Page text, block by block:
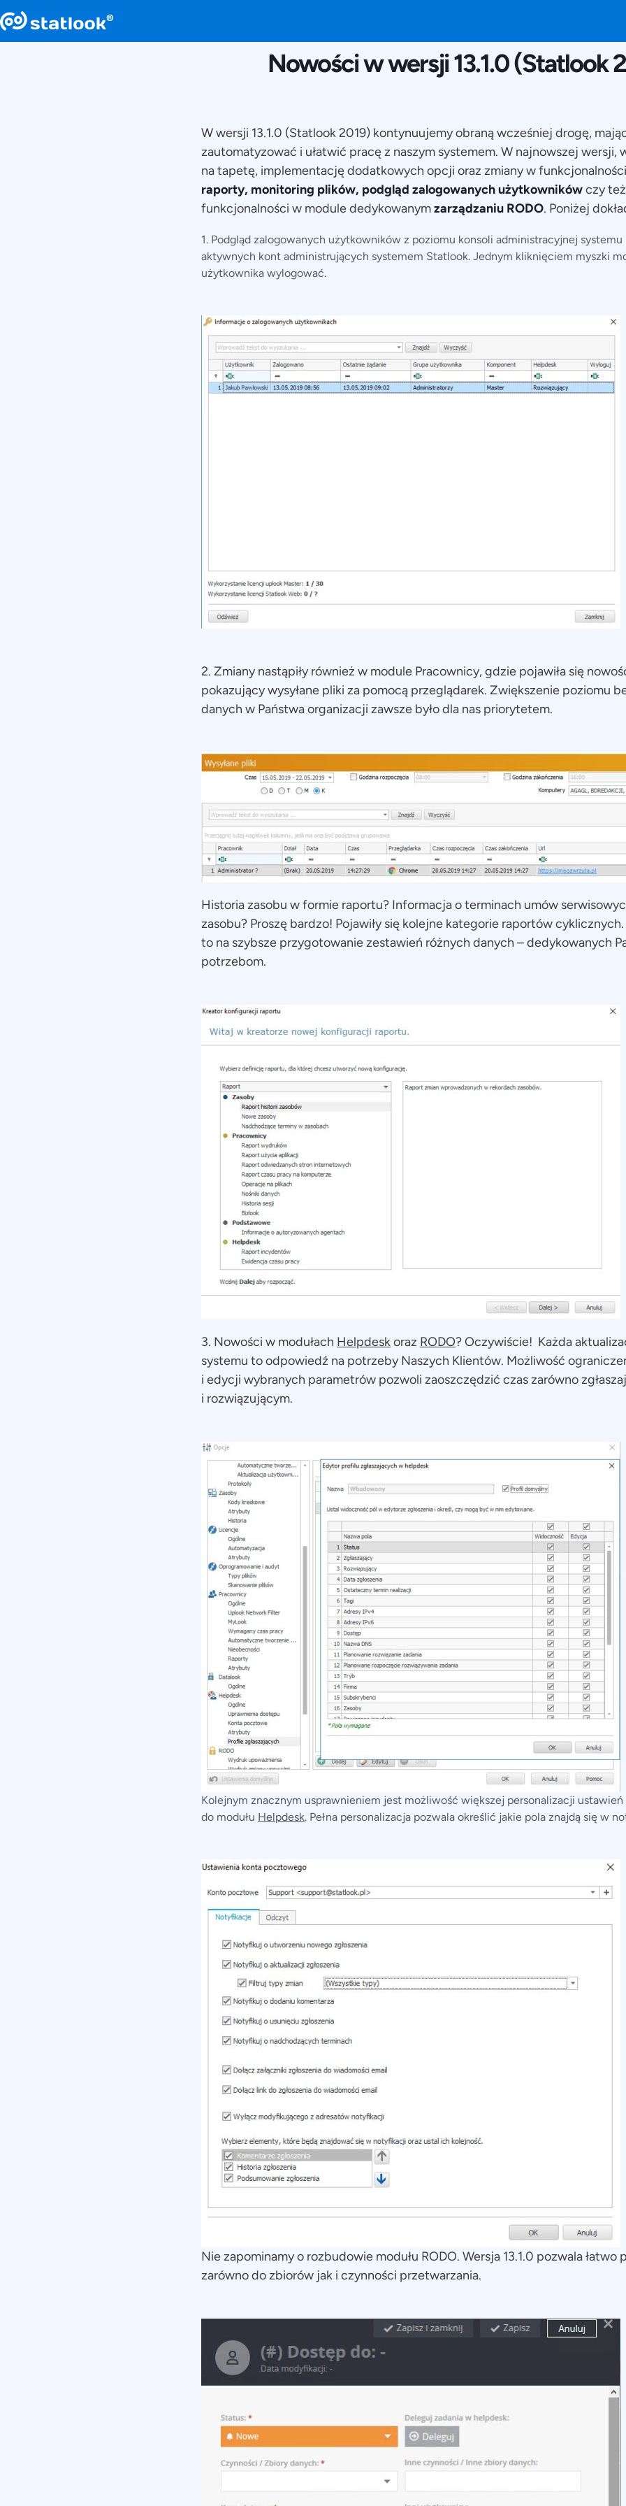
Nowości w wersji 13.1.0 (Statlook
W wersji 13.1.0 (Statlook 2019) kontynuujemy obraną wcześniej drogę,
zautomatyzować i ułatwić pracę z naszym systemem. W najnowszej wersji,
na tapetę, implementację dodatkowych opcji oraz zmiany w
raporty, monitoring plików, podgląd zalogowanych użytkownikówczy
funkcjonalności w module dedykowanymzarządzaniu RODO. Poniżej
1. Podgląd zalogowanych użytkowników z poziomu konsoli administracyjnej
aktywnych kont administrujących systemem Statlook. Jednym kliknięciem myszki
użytkownika wylogować.
2. Zmiany nastąpiły również w module Pracownicy, gdzie pojawiła się
pokazujący wysyłane pliki za pomocą przeglądarek. Zwiększenie poziomu
danych w Państwa organizacji zawsze było dla nas priorytetem.
Historia zasobu w formie raportu? Informacja o terminach umów
zasobu? Proszę bardzo! Pojawiły się kolejne kategorie raportów
to na szybsze przygotowanie zestawień różnych danych – dedykowanych
potrzebom.
3. Nowości w modułach Helpdeskoraz RODO? Oczywiście! Każda
systemu to odpowiedź na potrzeby Naszych Klientów. Możliwość
i edycji wybranych parametrów pozwoli zaoszczędzić czas zarówno
i rozwiązującym.
Kolejnym znacznym usprawnieniem jest możliwość większej personalizacji
do modułu Helpdesk. Pełna personalizacja pozwala określić jakie pola znajdą się w
Nie zapominamy o rozbudowie modułu RODO. Wersja 13.1.0 pozwala
zarówno do zbiorów jak i czynności przetwarzania.